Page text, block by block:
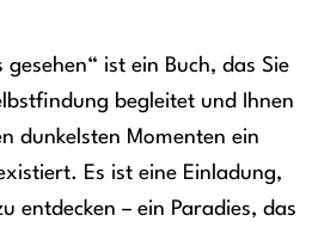
gesehen“ ist ein Buch, das Sie
begleitet und Ihnen
dunkelsten Momenten ein
Es ist eine Einladung,
entdecken – ein Paradies, das